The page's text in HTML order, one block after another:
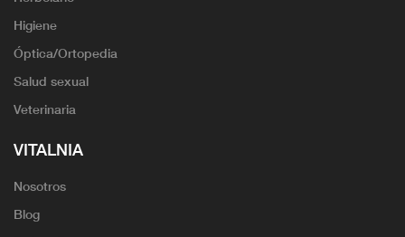
Higiene
Óptica/Ortopedia
Salud sexual
Veterinaria
VITALNIA
Nosotros
Blog